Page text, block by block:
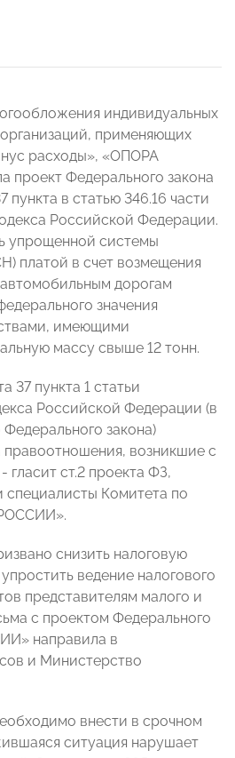
индивидуальных
применяющих
расходы», «ОПОРА
проект Федерального закона
пункта в статью 346.16 части
Российской Федерации.
упрощенной системы
платой в счет возмещения
дорогам
значения
имеющими
массу свыше 12 тонн.
37 пункта 1 статьи
Российской Федерации (в
закона)
правоотношения, возникшие с
гласит ст.2 проекта ФЗ,
специалисты Комитета по
снизить налоговую
ведение налогового
представителям малого и
с проектом Федерального
направила в
и Министерство
внести в срочном
ситуация нарушает